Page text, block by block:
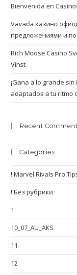
Bienvenida en
Vavada казино
предложениями и
Rich Moose Casino
Vinst
¡Gana a lo grande
adaptados a tu ritmo
Recent
Categories
! Marvel Rivals Pro
! Без рубрики
1
10_07_AU_AKS
11
12